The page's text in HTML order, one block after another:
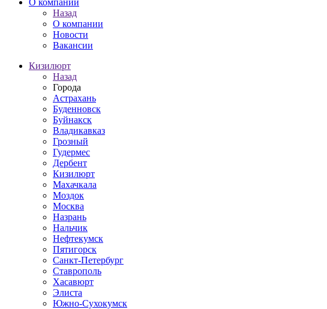
О компании
Назад
О компании
Новости
Вакансии
Кизилюрт
Назад
Города
Астрахань
Буденновск
Буйнакск
Владикавказ
Грозный
Гудермес
Дербент
Кизилюрт
Махачкала
Моздок
Москва
Назрань
Нальчик
Нефтекумск
Пятигорск
Санкт-Петербург
Ставрополь
Хасавюрт
Элиста
Южно-Сухокумск